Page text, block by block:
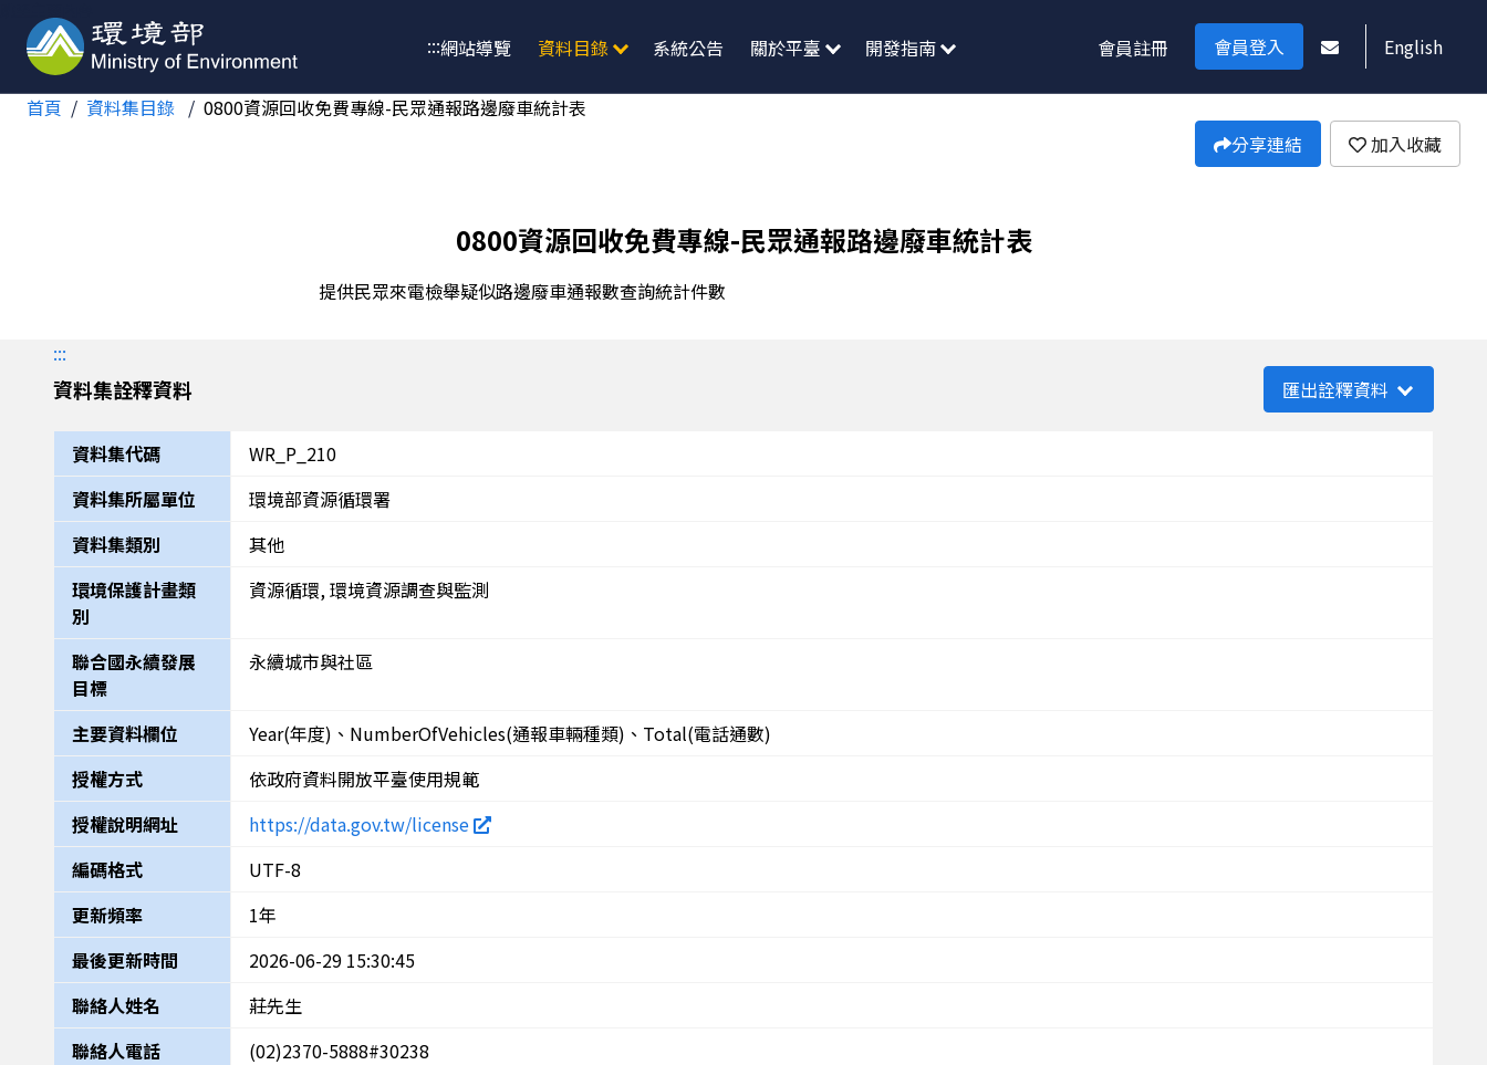
:::網站導覽 資料目錄 系統公告 關於平臺 開發指南 會員註冊 會員登入 English
首頁 資料集目錄
0800資源回收免費專線-民眾通報路邊廢車統計表
分享連結
加入收藏
0800資源回收免費專線-民眾通報路邊廢車統計表
提供民眾來電檢舉疑似路邊廢車通報數查詢統計件數
:::
資料集詮釋資料 匯出詮釋資料
資料集代碼
WR_P_210
資料集所屬單位
環境部資源循環署
資料集類別
其他
環境保護計畫類
別
資源循環, 環境資源調查與監測
聯合國永續發展
目標
永續城市與社區
主要資料欄位
Year(年度)、NumberOfVehicles(通報車輛種類)、Total(電話通數)
授權方式
依政府資料開放平臺使用規範
授權說明網址
https://data.gov.tw/license
編碼格式
UTF-8
更新頻率
1年
最後更新時間
2026-06-29 15:30:45
聯絡人姓名
莊先生
聯絡人電話
(02)2370-5888#30238